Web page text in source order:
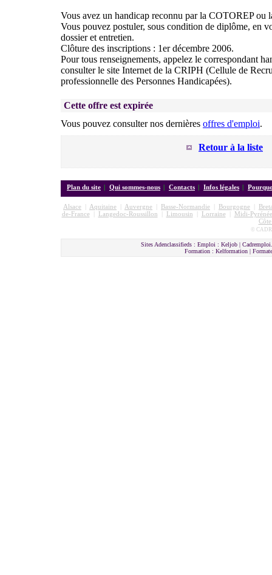
Vous avez un handicap reconnu par la COTOREP ou
Vous pouvez postuler, sous condition de diplôme, en
dossier et entretien.
Clôture des inscriptions : 1er décembre 2006.
Pour tous renseignements, appelez le correspondant
consulter le site Internet de la CRIPH (Cellule de
professionnelle des Personnes Handicapées).
Cette offre est expirée
Vous pouvez consulter nos dernières offres d'emploi.
Retour à la liste
Plan du site | Qui sommes-nous | Contacts | Infos légales |
Alsace Aquitaine Auvergne Basse-Normandie Bourgogne
de-France| Langedoc-Roussillon Limousin Lorraine|
Midi-
©
Sites Adenclassifieds : Emploi : Keljob |
Formation : Kelformation |